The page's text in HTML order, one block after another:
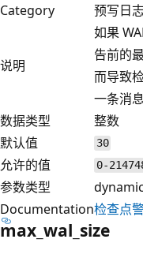
Category
预写日
说明
如果
告前的
而导致
一条消
数据类型
整数
默认值
30
允许的值 0-
参数类型
dynamic
Documentation检查点
max_wal_size